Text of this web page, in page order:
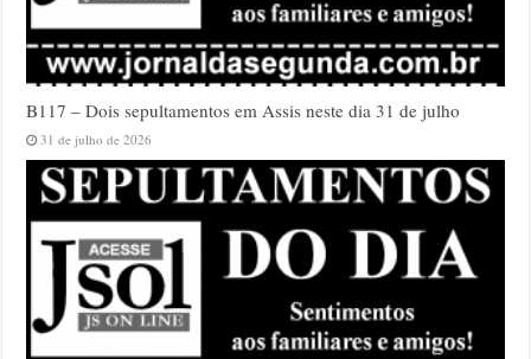
B117 – Dois sepultamentos em Assis neste dia 31 de julho
31 de julho de 2026